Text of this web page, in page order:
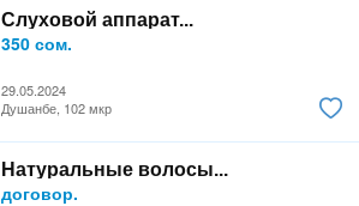
Слуховой аппарат...
350 сом.
29.05.2024
Душанбе, 102 мкр
Натуральные волосы...
договор.